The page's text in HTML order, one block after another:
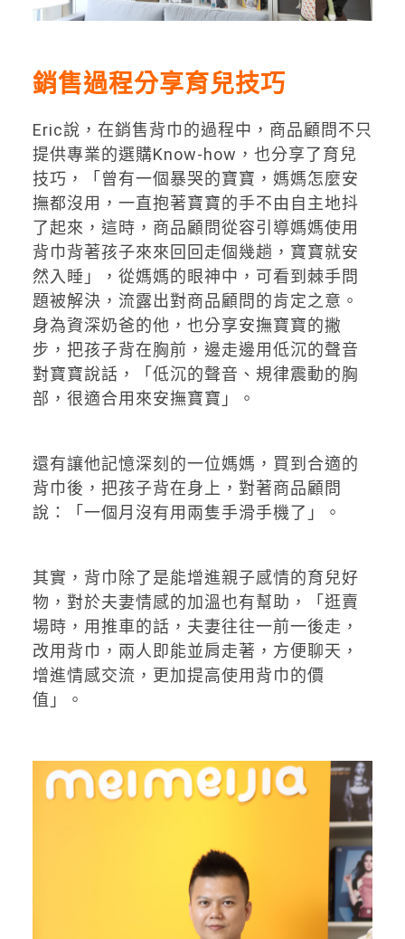
銷售過程分享育兒技巧
Eric說，在銷售背巾的過程中，商品顧問不只
提供專業的選購Know-how，也分享了育兒
技巧，「曾有一個暴哭的寶寶，媽媽怎麼安
撫都沒用，一直抱著寶寶的手不由自主地抖
了起來，這時，商品顧問從容引導媽媽使用
背巾背著孩子來來回回走個幾趟，寶寶就安
然入睡」，從媽媽的眼神中，可看到棘手問
題被解決，流露出對商品顧問的肯定之意。
身為資深奶爸的他，也分享安撫寶寶的撇
步，把孩子背在胸前，邊走邊用低沉的聲音
對寶寶說話，「低沉的聲音、規律震動的胸
部，很適合用來安撫寶寶」。
還有讓他記憶深刻的一位媽媽，買到合適的
背巾後，把孩子背在身上，對著商品顧問
說：「一個月沒有用兩隻手滑手機了」。
其實，背巾除了是能增進親子感情的育兒好
物，對於夫妻情感的加溫也有幫助，「逛賣
場時，用推車的話，夫妻往往一前一後走，
改用背巾，兩人即能並肩走著，方便聊天，
增進情感交流，更加提高使用背巾的價
值」。